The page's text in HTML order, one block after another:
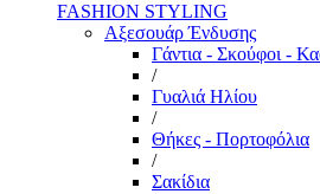
FASHION STYLING
Αξεσουάρ Ένδυσης
Γάντια - Σκούφοι -
/
Γυαλιά Ηλίου
/
Θήκες - Πορτοφόλια
/
Σακίδια